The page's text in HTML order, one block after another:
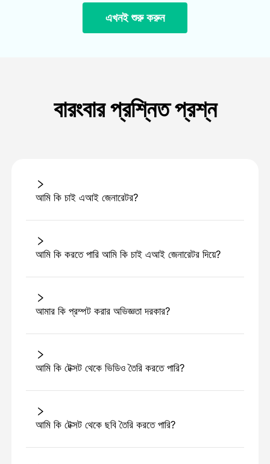
এখনই শুরু করুন
বারংবার প্রশ্নিত প্রশ্ন
আমি কি চাই এআই জেনারেটর?
আমি কি করতে পারি আমি কি চাই এআই জেনারেটর দিয়ে?
আমার কি প্রম্পট করার অভিজ্ঞতা দরকার?
আমি কি টেক্সট থেকে ভিডিও তৈরি করতে পারি?
আমি কি টেক্সট থেকে ছবি তৈরি করতে পারি?